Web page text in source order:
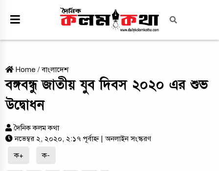
Home /বাংলাদেশ
বঙ্গবন্ধু জাতীয় যুব দিবস ২০২০ এর শুভ
উদ্বোধন
দৈনিক কলম কথা
নভেম্বর ২, ২০২০, ২:১৭ পূর্বাহ্ন
| অনলাইন সংস্করণ
ক+
ক-